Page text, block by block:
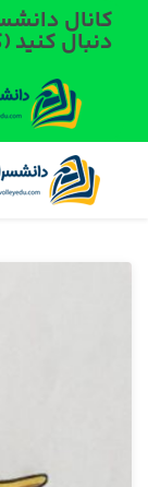
کانال
دنبال کنید